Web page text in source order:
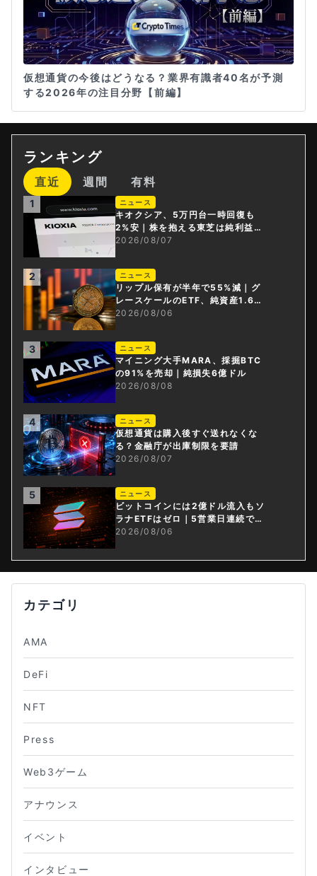
仮想通貨の今後はどうなる？業界有識者40名が予測
する2026年の注目分野【前編】
ランキング
直近 週間 有料
1 ニュース
キオクシア、5万円台一時回復も
2%安｜株を抱える東芝は純利益3
0倍
2026/08/07
2 ニュース
リップル保有が半年で55%減｜グ
レースケールのETF、純資産1.6億
ドル減
2026/08/06
3 ニュース
マイニング大手MARA、採掘BTC
の91%を売却｜純損失6億ドル
2026/08/08
4 ニュース
仮想通貨は購入後すぐ送れなくな
る？金融庁が出庫制限を要請
2026/08/07
5 ニュース
ビットコインには2億ドル流入もソ
ラナETFはゼロ｜5営業日連続で停
止
2026/08/06
カテゴリ
AMA
DeFi
NFT
Press
Web3ゲーム
アナウンス
イベント
インタビュー